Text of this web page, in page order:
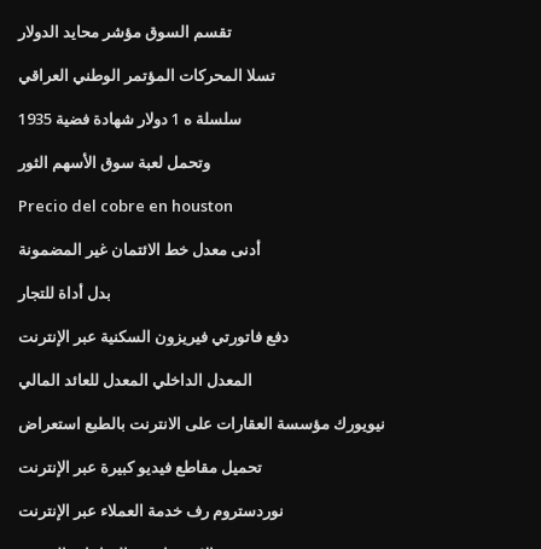
تقسم السوق مؤشر محايد الدولار
تسلا المحركات المؤتمر الوطني العراقي
1935 سلسلة ه 1 دولار شهادة فضية
وتحمل لعبة سوق الأسهم الثور
Precio del cobre en houston
أدنى معدل خط الائتمان غير المضمونة
بدل أداة للتجار
دفع فاتورتي فيريزون السكنية عبر الإنترنت
المعدل الداخلي المعدل للعائد المالي
نيويورك مؤسسة العقارات على الانترنت بالطبع استعراض
تحميل مقاطع فيديو كبيرة عبر الإنترنت
نوردستروم رف خدمة العملاء عبر الإنترنت